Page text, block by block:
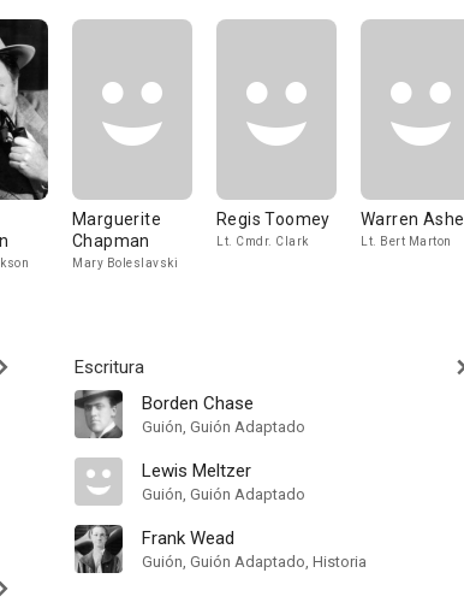
Marguerite
Chapman
Mary Boleslavski
Regis Toomey
Lt. Cmdr. Clark
Warren Ashe
Lt. Bert Marton
Escritura
Borden Chase
Guión, Guión Adaptado
Lewis Meltzer
Guión, Guión Adaptado
Frank Wead
Guión, Guión Adaptado, Historia